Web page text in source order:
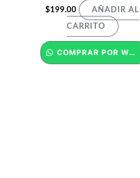
$199.00 AÑADIR AL
CARRITO
COMPRAR POR WHATSAPP